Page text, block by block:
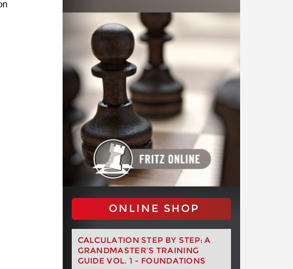
ONLINE SHOP
CALCULATION STEP BY STEP: A
GRANDMASTER’S TRAINING
GUIDE VOL. 1 - FOUNDATIONS